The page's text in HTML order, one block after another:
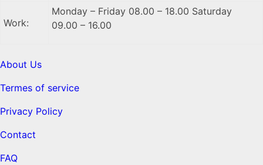
Work:
Monday – Friday 08.00 – 18.00 Saturday
09.00 – 16.00
About Us
Termes of service
Privacy Policy
Contact
FAQ